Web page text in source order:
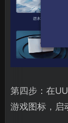
第四步：在
游戏图标，启